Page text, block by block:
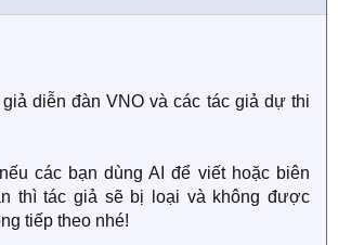
diễn đàn VNO và các tác giả dự thi
các bạn dùng AI để viết hoặc biên
thì tác giả sẽ bị loại và không được
tiếp theo nhé!